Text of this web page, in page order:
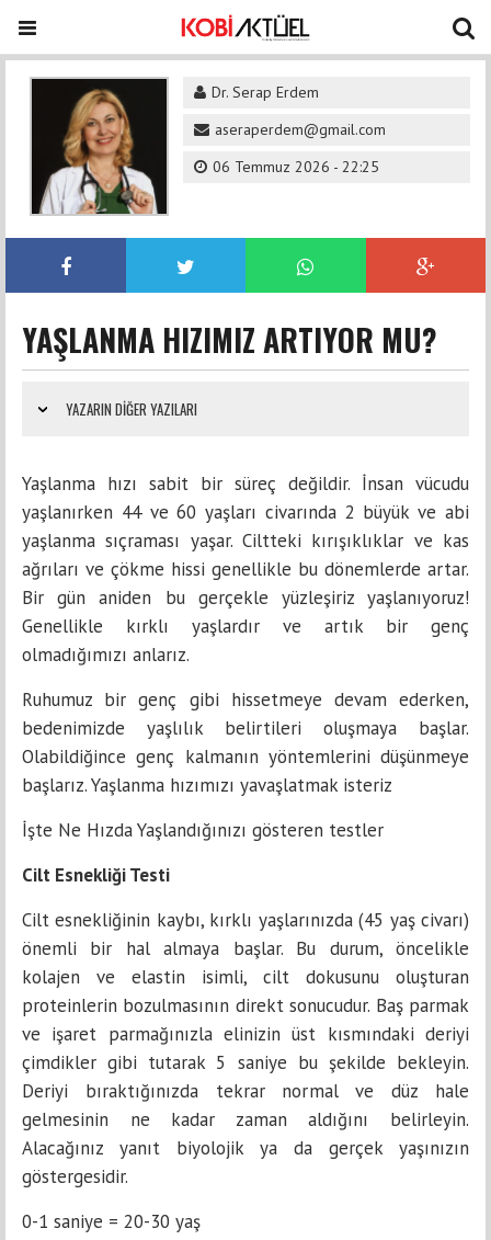
Dr. Serap Erdem
aseraperdem@gmail.com
06 Temmuz 2026 - 22:25
YAŞLANMA HIZIMIZ ARTIYOR MU?
YAZARIN DIĞER YAZILARI
Yaşlanma hızı sabit bir süreç değildir. İnsan vücudu
yaşlanırken 44 ve 60 yaşları civarında 2 büyük ve abi
yaşlanma sıçraması yaşar. Ciltteki kırışıklıklar ve kas
ağrıları ve çökme hissi genellikle bu dönemlerde artar.
Bir gün aniden bu gerçekle yüzleşiriz yaşlanıyoruz!
Genellikle kırklı yaşlardır ve artık bir genç
olmadığımızı anlarız.
Ruhumuz bir genç gibi hissetmeye devam ederken,
bedenimizde yaşlılık belirtileri oluşmaya başlar.
Olabildiğince genç kalmanın yöntemlerini düşünmeye
başlarız. Yaşlanma hızımızı yavaşlatmak isteriz
İşte Ne Hızda Yaşlandığınızı gösteren testler
Cilt Esnekliği Testi
Cilt esnekliğinin kaybı, kırklı yaşlarınızda (45 yaş civarı)
önemli bir hal almaya başlar. Bu durum, öncelikle
kolajen ve elastin isimli, cilt dokusunu oluşturan
proteinlerin bozulmasının direkt sonucudur. Baş parmak
ve işaret parmağınızla elinizin üst kısmındaki deriyi
çimdikler gibi tutarak 5 saniye bu şekilde bekleyin.
Deriyi bıraktığınızda tekrar normal ve düz hale
gelmesinin ne kadar zaman aldığını belirleyin.
Alacağınız yanıt biyolojik ya da gerçek yaşınızın
göstergesidir.
0-1 saniye = 20-30 yaş